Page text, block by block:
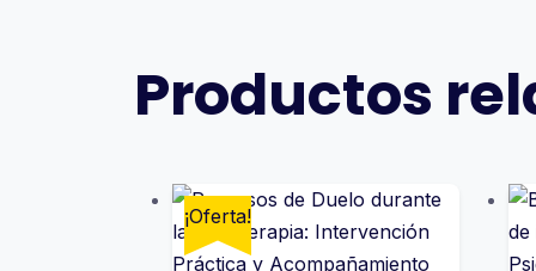
Productos
¡Oferta!